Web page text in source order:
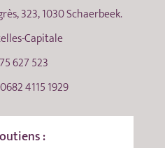
323, 1030 Schaerbeek.
Capitale
627 523
4115 1929
: